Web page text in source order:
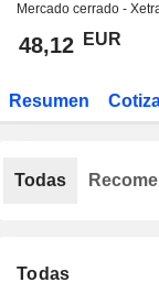
Mercado cerrado -
48,12 EUR
Resumen
Todas
Todas